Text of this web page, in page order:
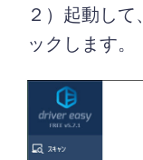
２）起動して、
ックします。